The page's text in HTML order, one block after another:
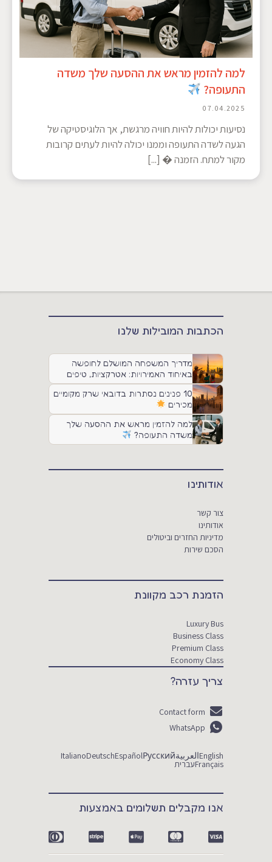
למה להזמין מראש את ההסעה שלך משדה
התעופה?
07.04.2025
נסיעות יכולות להיות חוויה מרגשת, אך הלוגיסטיקה של
הגעה לשדה התעופה וממנו יכולה להיות לעתים קרובות
מקור למתח. הזמנה � [...]
הכתבות המובילות שלנו
מדריך המשפחה המושלם לחופשה
באיחוד האמירויות: אטרקציות, טיפים
ותחבורה
10 פנינים נסתרות בדובאי שרק מקומיים
מכירים
למה להזמין מראש את ההסעה שלך
משדה התעופה?
אודותינו
צור קשר
אודותינו
מדיניות החזרים וביטולים
הסכם שירות
הזמנת רכב מקוונת
Luxury Bus
Business Class
Premium Class
Economy Class
צריך עזרה?
Contact form
WhatsApp
EnglishالعربيةРусский
Español
Deutsch
Italiano
Françaisעברית
אנו מקבלים תשלומים באמצעות